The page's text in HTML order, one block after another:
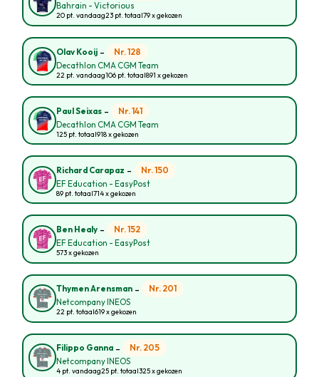
Bahrain - Victorious
20 pt. vandaag23 pt. totaal79 x gekozen
Olav Kooij - Nr. 128
Decathlon CMA CGM Team
22 pt. vandaag106 pt. totaal891 x gekozen
Paul Seixas - Nr. 141
Decathlon CMA CGM Team
125 pt. totaal918 x gekozen
Richard Carapaz - Nr. 150
EF Education - EasyPost
89 pt. totaal714 x gekozen
Ben Healy - Nr. 152
EF Education - EasyPost
573 x gekozen
Thymen Arensman - Nr. 201
Netcompany INEOS
22 pt. totaal619 x gekozen
Filippo Ganna - Nr. 205
Netcompany INEOS
4 pt. vandaag25 pt. totaal325 x gekozen